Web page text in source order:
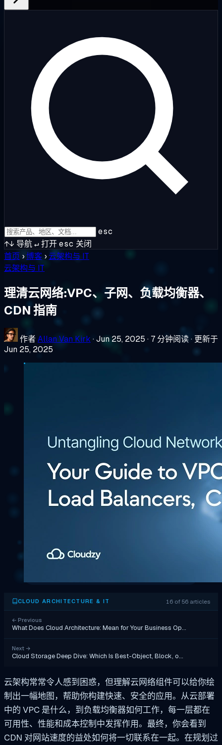
esc
↑↓ 导航↵打开esc 关闭
首页 ›博客 ›云架构与 IT
云架构与 IT
理清云网络:VPC、子网、负载均衡器、
CDN 指南
作者Allan Van Kirk ·Jun 25, 2025 · 7 分钟阅读· 更新于
Jun 25, 2025
CLOUD ARCHITECTURE & IT 16 of 56 articles
← Previous
What Does Cloud Architecture: Mean for Your Business Op…
Next →
Cloud Storage Deep Dive: Which Is Best-Object, Block, o…
云架构常常令人感到困惑，但理解云网络组件可以给你绘
制出一幅地图，帮助你构建快速、安全的应用。从云部署
中的 VPC 是什么，到负载均衡器如何工作，每一层都在
可用性、性能和成本控制中发挥作用。最终，你会看到
CDN 对网站速度的益处如何将一切联系在一起。在规划过